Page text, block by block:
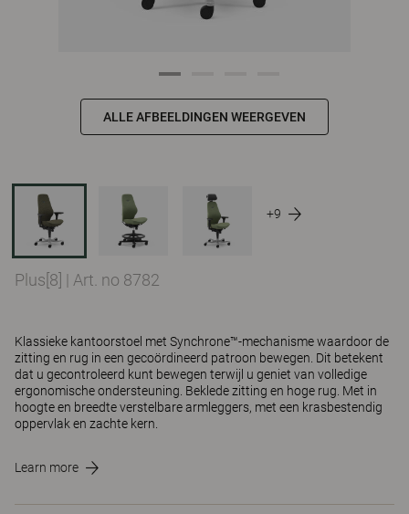
ALLE AFBEELDINGEN WEERGEVEN
+9
Plus[8] | Art. no 8782
Klassieke kantoorstoel met Synchrone™-mechanisme waardoor de
zitting en rug in een gecoördineerd patroon bewegen. Dit betekent
dat u gecontroleerd kunt bewegen terwijl u geniet van volledige
ergonomische ondersteuning. Beklede zitting en hoge rug. Met in
hoogte en breedte verstelbare armleggers, met een krasbestendig
oppervlak en zachte kern.
Learn more